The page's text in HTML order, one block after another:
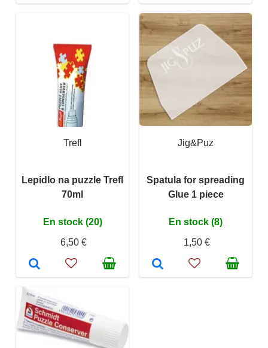
Trefl
Lepidlo na puzzle Trefl
70ml
En stock (20)
6,50 €
Jig&Puz
Spatula for spreading
Glue 1 piece
En stock (8)
1,50 €